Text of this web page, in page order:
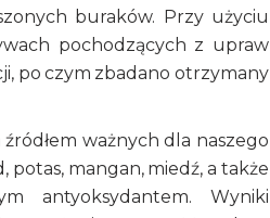
buraków. Przy użyciu
pochodzących z upraw
po czym zbadano otrzymany
ważnych dla naszego
potas, mangan, miedź, a także
antyoksydantem. Wyniki